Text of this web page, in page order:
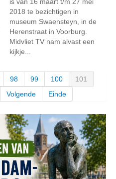
2018 te bezichtigen in
museum Swaensteyn, in de
Herenstraat in Voorburg.
Midvliet TV nam alvast een
kijkje...
98 99 100
101
Volgende Einde